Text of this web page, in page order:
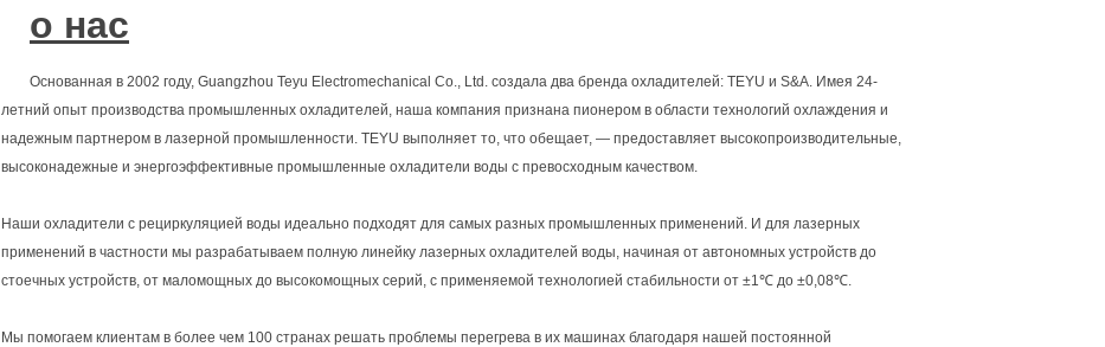
о нас
Основанная в 2002 году, Guangzhou Teyu Electromechanical Co., Ltd. создала два бренда охладителей: TEYU и S&A. Имея 24-
летний опыт производства промышленных охладителей, наша компания признана пионером в области технологий охлаждения и
надежным партнером в лазерной промышленности. TEYU выполняет то, что обещает, — предоставляет высокопроизводительные,
высоконадежные и энергоэффективные промышленные охладители воды с превосходным качеством.
Наши охладители с рециркуляцией воды идеально подходят для самых разных промышленных применений. И для лазерных
применений в частности мы разрабатываем полную линейку лазерных охладителей воды, начиная от автономных устройств до
стоечных устройств, от маломощных до высокомощных серий, с применяемой технологией стабильности от ±1℃ до ±0,08℃.
Мы помогаем клиентам в более чем 100 странах решать проблемы перегрева в их машинах благодаря нашей постоянной